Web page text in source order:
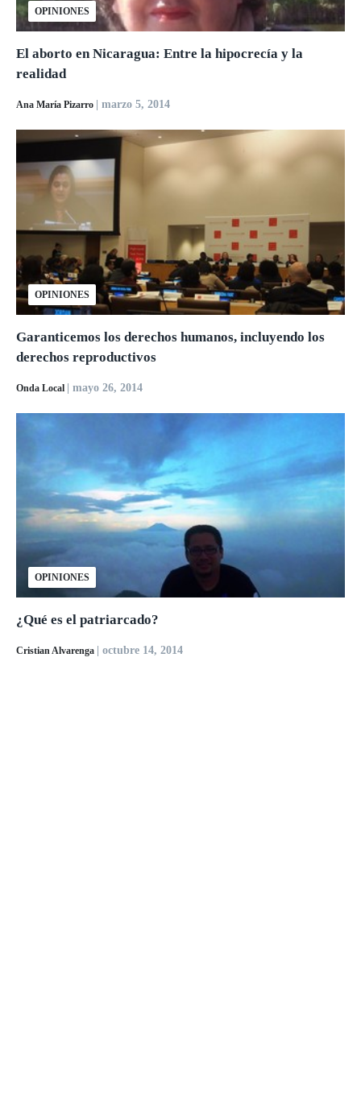
OPINIONES
El aborto en Nicaragua: Entre la hipocrecía y la
realidad
Ana María Pizarro | marzo 5, 2014
OPINIONES
Garanticemos los derechos humanos, incluyendo los
derechos reproductivos
Onda Local | mayo 26, 2014
OPINIONES
¿Qué es el patriarcado?
Cristian Alvarenga | octubre 14, 2014